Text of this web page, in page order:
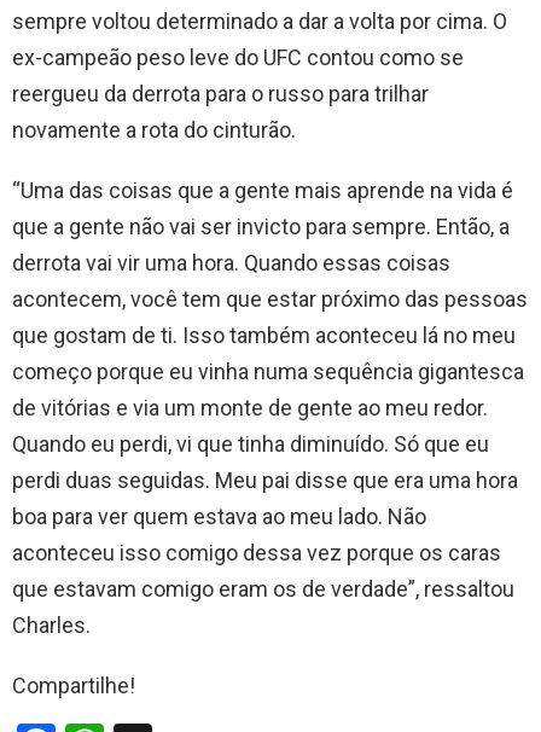
sempre voltou determinado a dar a volta por cima. O
ex-campeão peso leve do UFC contou como se
reergueu da derrota para o russo para trilhar
novamente a rota do cinturão.
“Uma das coisas que a gente mais aprende na vida é
que a gente não vai ser invicto para sempre. Então, a
derrota vai vir uma hora. Quando essas coisas
acontecem, você tem que estar próximo das pessoas
que gostam de ti. Isso também aconteceu lá no meu
começo porque eu vinha numa sequência gigantesca
de vitórias e via um monte de gente ao meu redor.
Quando eu perdi, vi que tinha diminuído. Só que eu
perdi duas seguidas. Meu pai disse que era uma hora
boa para ver quem estava ao meu lado. Não
aconteceu isso comigo dessa vez porque os caras
que estavam comigo eram os de verdade”, ressaltou
Charles.
Compartilhe!